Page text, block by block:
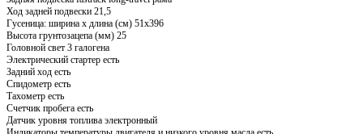
Ход задней подвески 21,5
Гусеница: ширина х длина (см) 51х396
Высота грунтозацепа (мм) 25
Головной свет 3 галогена
Электрический стартер есть
Задний ход есть
Спидометр есть
Тахометр есть
Счетчик пробега есть
Датчик уровня топлива электронный